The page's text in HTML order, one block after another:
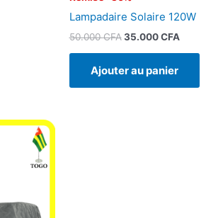
Lampadaire Solaire 120W
50.000CFA 35.000CFA
Ajouter au panier